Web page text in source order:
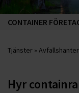
CONTAINER
Tjänster »
Hyr